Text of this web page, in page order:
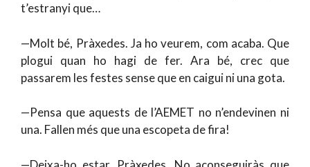
t’estranyi que…
—Molt bé, Pràxedes. Ja ho veurem, com acaba. Que
plogui quan ho hagi de fer. Ara bé, crec que
passarem les festes sense que en caigui ni una gota.
—Pensa que aquests de l’AEMET no n’endevinen ni
una. Fallen més que una escopeta de fira!